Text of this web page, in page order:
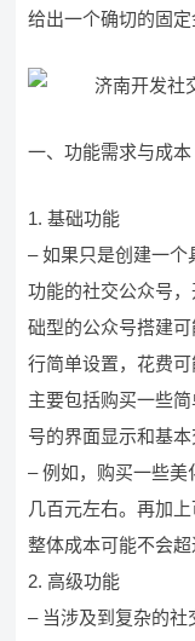
给出一个确切的固定
一、功能需求与成本
1. 基础功能
– 如果只是创建一
功能的社交公众号
础型的公众号搭建
行简单设置，花费
主要包括购买一些
号的界面显示和基本
– 例如，购买一些美
几百元左右。再加
整体成本可能不会超
2. 高级功能
– 当涉及到复杂的社